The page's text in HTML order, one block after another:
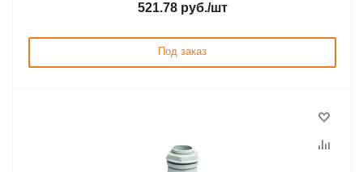
521.78руб./шт
Под заказ